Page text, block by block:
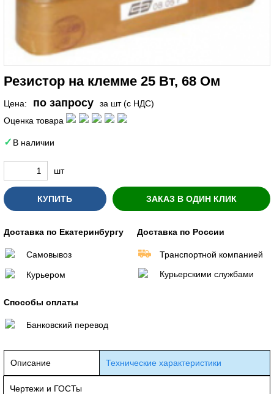
Резистор на клемме 25 Вт, 68 Ом
Цена: по запросу
за шт (с НДС)
Оценка товара
В наличии
шт
КУПИТЬ ЗАКАЗ В ОДИН КЛИК
Доставка по Екатеринбургу
Самовывоз
Курьером
Доставка по России
Транспортной компанией
Курьерскими службами
Способы оплаты
Банковский перевод
Описание Технические характеристики
Чертежи и ГОСТы